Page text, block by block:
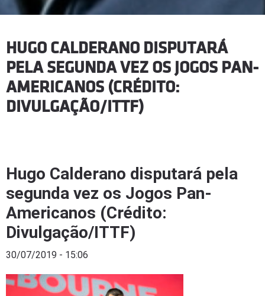
HUGO CALDERANO DISPUTARÁ
PELA SEGUNDA VEZ OS JOGOS PAN-
AMERICANOS (CRÉDITO:
DIVULGAÇÃO/ITTF)
Hugo Calderano disputará pela
segunda vez os Jogos Pan-
Americanos (Crédito:
Divulgação/ITTF)
30/07/2019 - 15:06